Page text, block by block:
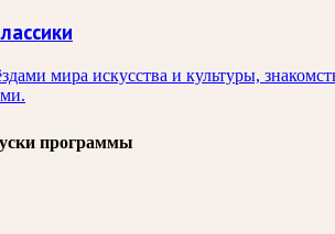
мира искусства и культуры,
программы